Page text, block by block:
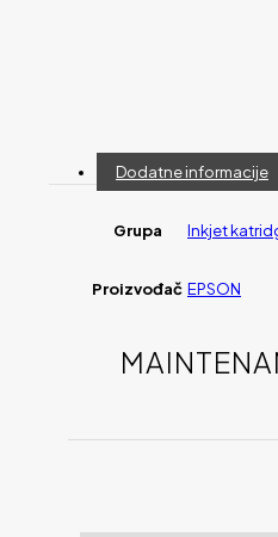
Dodatne informacije
Grupa Inkjet
Proizvođač EPSON